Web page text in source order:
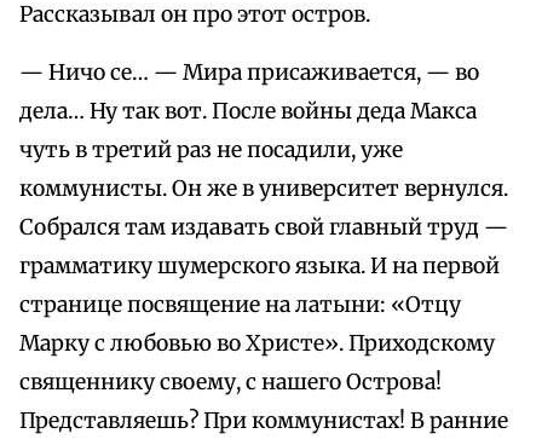
Рассказывал он про этот остров.
— Ничо се… — Мира присаживается, — во
дела… Ну так вот. После войны деда Макса
чуть в третий раз не посадили, уже
коммунисты. Он же в университет вернулся.
Собрался там издавать свой главный труд —
грамматику шумерского языка. И на первой
странице посвящение на латыни: «Отцу
Марку с любовью во Христе». Приходскому
священнику своему, с нашего Острова!
Представляешь? При коммунистах! В ранние